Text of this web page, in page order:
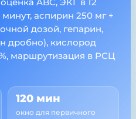
аспирин 250 мг +
дозой, гепарин,
дробно), кислород
маршрутизация в РСЦ
120 мин
окно для первичного